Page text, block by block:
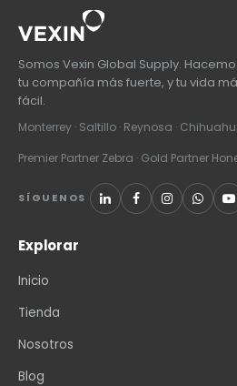
Somos Vexin Global Supply.
tu compañía más fuerte, y tu vida
fácil.
Monterrey · Saltillo · Reynosa ·
Premier Partner Zebra · Gold Partner
SÍGUENOS
Explorar
Inicio
Tienda
Nosotros
Blog